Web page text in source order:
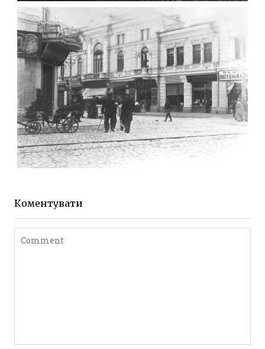
Фото Житомира період
до 1917 року
Leave a comment
ЖИТОМИР МИХАЙЛІВСЬКА 1903 РОКУ
Коментувати